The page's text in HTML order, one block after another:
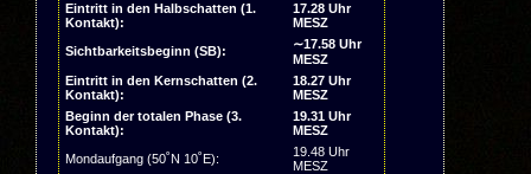
Eintritt in den Halbschatten (1.
Kontakt):
17.28 Uhr
MESZ
Sichtbarkeitsbeginn (SB):
∼17.58 Uhr
MESZ
Eintritt in den Kernschatten (2.
Kontakt):
18.27 Uhr
MESZ
Beginn der totalen Phase (3.
Kontakt):
19.31 Uhr
MESZ
Mondaufgang (50˚N 10˚E):
19.48 Uhr
MESZ